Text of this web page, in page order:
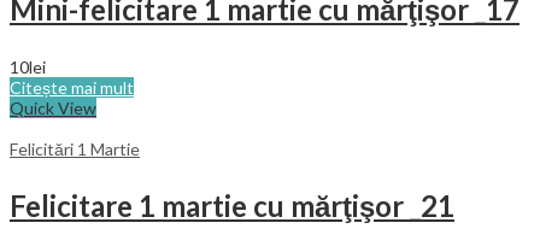
Mini-felicitare 1 martie cu mărţişor _17
10lei
Citește mai mult
Quick View
Felicitări 1 Martie
Felicitare 1 martie cu mărţişor _21